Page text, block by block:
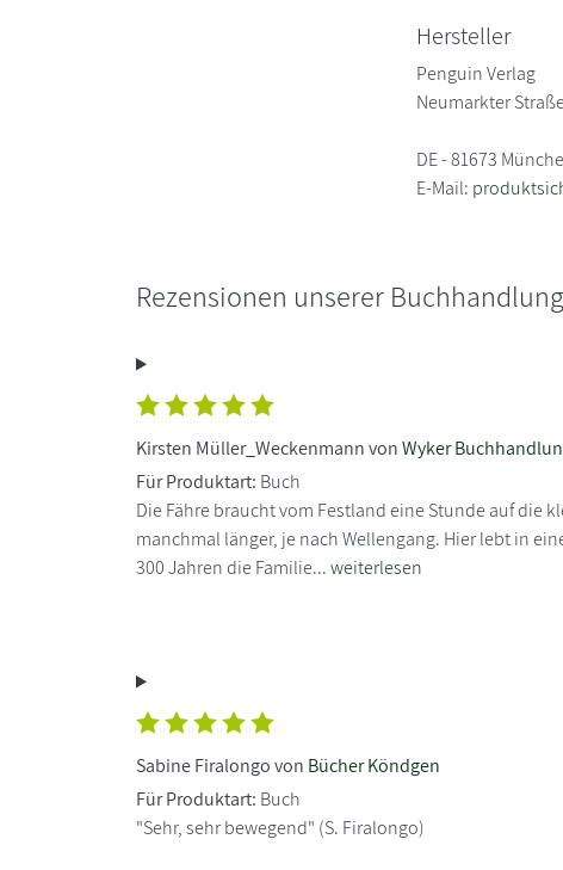
Hersteller
Penguin Verlag
Neumarkter
DE - 81673
E-Mail:
Rezensionen unserer
Kirsten Müller_Weckenmann vonWyker
Für Produktart: Buch
Die Fähre braucht vom Festland eine Stunde auf die
manchmal länger, je nach Wellengang. Hier lebt in
300 Jahren die Familie...weiterlesen
Sabine Firalongo von Bücher Köndgen
Für Produktart: Buch
"Sehr, sehr bewegend" (S. Firalongo)